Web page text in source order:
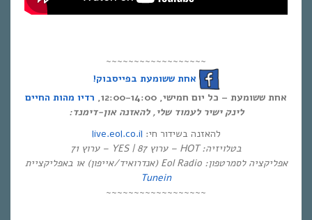
~~~~~~~~~~~~~~~~~~
אחת ששומעת בפייסבוק!
אחת ששומעת – כל יום חמישי, 12:00-14:00,
רדיו מהות החיים
לינק ישיר לעמוד שלי, להאזנה און-דימנד:
להאזנה בשידור חי: live.eol.co.il
בטלויזיה: HOT – ערוץ 87 | YES – ערוץ 71
אפליקציה לסמרטפון: Eol Radio (אנדרואיד/אייפון) או באפליקציית
Tunein
~~~~~~~~~~~~~~~~~~